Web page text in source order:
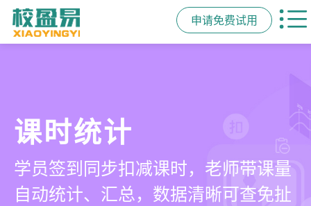
申请免费试用
管学校，用校盈易
培训机构教务管理系
统
智能排课
可视化排课，智能冲突异常检测提
醒，课表自动生成，一健导出，准确
课时统计
学员签到同步扣减课时，老师带课量
自动统计、汇总，数据清晰可查免扯
家校互动
一部手机链接教师、学员、家长，沟
通互动零距离，服务贴心铸口碑促续